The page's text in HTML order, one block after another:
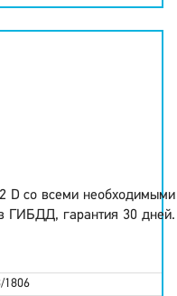
D со всеми необходимыми
ГИБДД, гарантия 30 дней.
1806